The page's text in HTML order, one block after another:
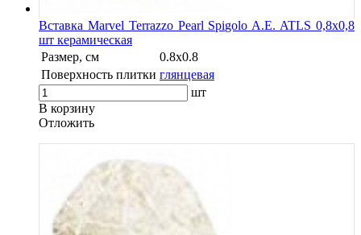
Вставка Marvel Terrazzo Pearl Spigolo A.E. ATLS 0,8x0,8
шт керамическая
Размер, см
0.8x0.8
Поверхность плитки глянцевая
шт
В корзину
Oтложить